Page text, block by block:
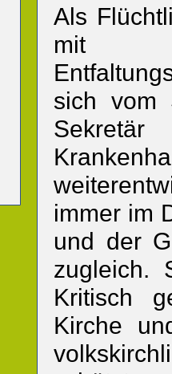
Als
mit
sich vom
immer im
und der
zugleich.
Kritisch
Kirche